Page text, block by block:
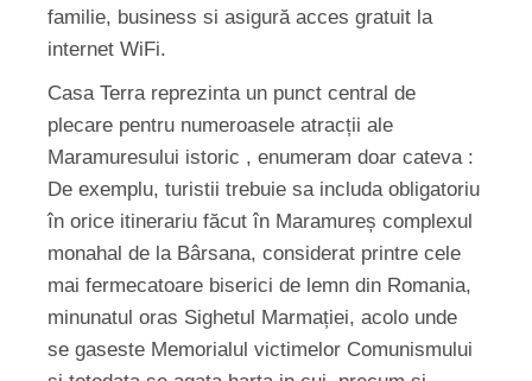
familie, business si asigură acces gratuit la
internet WiFi.
Casa Terra reprezinta un punct central de
plecare pentru numeroasele atracții ale
Maramuresului istoric , enumeram doar cateva :
De exemplu, turistii trebuie sa includa obligatoriu
în orice itinerariu făcut în Maramureș complexul
monahal de la Bârsana, considerat printre cele
mai fermecatoare biserici de lemn din Romania,
minunatul oras Sighetul Marmației, acolo unde
se gaseste Memorialul victimelor Comunismului